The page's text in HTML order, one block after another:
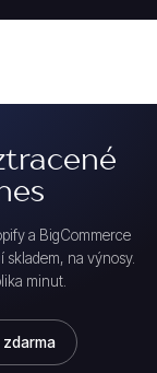
a BigCommerce
skladem, na výnosy.
minut.
zdarma